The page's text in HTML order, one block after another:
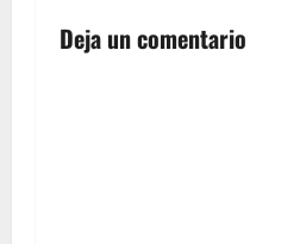
ó
Deja un comentario